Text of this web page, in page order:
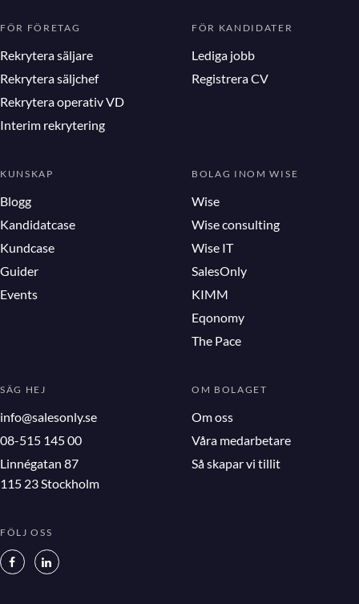
FÖR FÖRETAG
Rekrytera säljare
Rekrytera säljchef
Rekrytera operativ VD
Interim rekrytering
FÖR KANDIDATER
Lediga jobb
Registrera CV
KUNSKAP
Blogg
Kandidatcase
Kundcase
Guider
Events
BOLAG INOM WISE
Wise
Wise consulting
Wise IT
SalesOnly
KIMM
Eqonomy
The Pace
SÄG HEJ
info@salesonly.se
08-515 145 00
Linnégatan 87
115 23 Stockholm
OM BOLAGET
Om oss
Våra medarbetare
Så skapar vi tillit
FÖLJ OSS